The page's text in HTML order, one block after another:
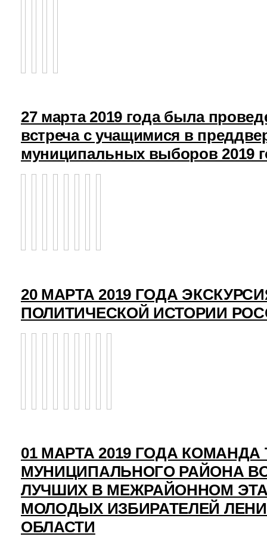
27 марта 2019 года была
встреча с учащимися в
муниципальных выборов 2019
20 МАРТА 2019 ГОДА
ПОЛИТИЧЕСКОЙ ИСТОРИИ
01 МАРТА 2019 ГОДА
МУНИЦИПАЛЬНОГО РАЙОНА
ЛУЧШИХ В МЕЖРАЙОННОМ
МОЛОДЫХ ИЗБИРАТЕЛЕЙ
ОБЛАСТИ